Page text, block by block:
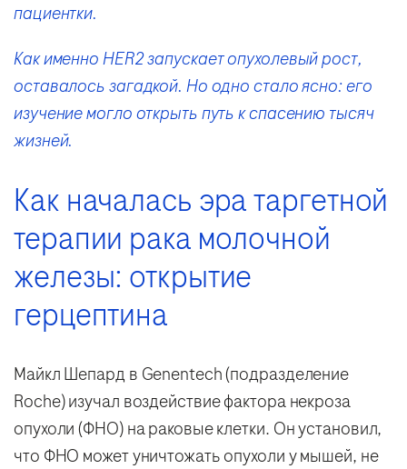
пациентки.
Как именно HER2 запускает опухолевый рост,
оставалось загадкой. Но одно стало ясно: его
изучение могло открыть путь к спасению тысяч
жизней.
Как началась эра таргетной
терапии рака молочной
железы: открытие
герцептина
Майкл Шепард в Genentech (подразделение
Roche) изучал воздействие фактора некроза
опухоли (ФНО) на раковые клетки. Он установил,
что ФНО может уничтожать опухоли у мышей, не